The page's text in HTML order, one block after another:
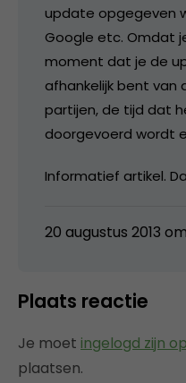
update opgegeven
Google etc. Omdat
moment dat je de
afhankelijk bent van
partijen, de tijd dat
doorgevoerd wordt
Informatief artikel.
20 augustus 2013
Plaats reactie
Je moet ingelogd zijn op
plaatsen.